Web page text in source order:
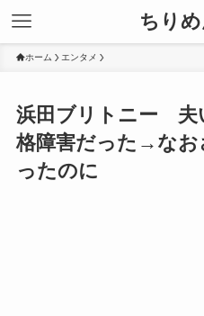
ちり
ホーム エンタメ
浜田ブリトニー 夫
格障害だった→なお
ったのに